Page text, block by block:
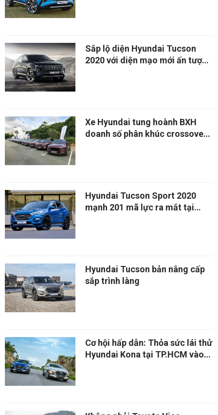
Sắp lộ diện Hyundai Tucson
2020 với diện mạo mới ấn tượng
Xe Hyundai tung hoành BXH
doanh số phân khúc crossover
Hyundai Tucson Sport 2020
mạnh 201 mã lực ra mắt tại
Hyundai Tucson bản nâng cấp
sắp trình làng
Cơ hội hấp dẫn: Thỏa sức lái thử
Hyundai Kona tại TP.HCM vào